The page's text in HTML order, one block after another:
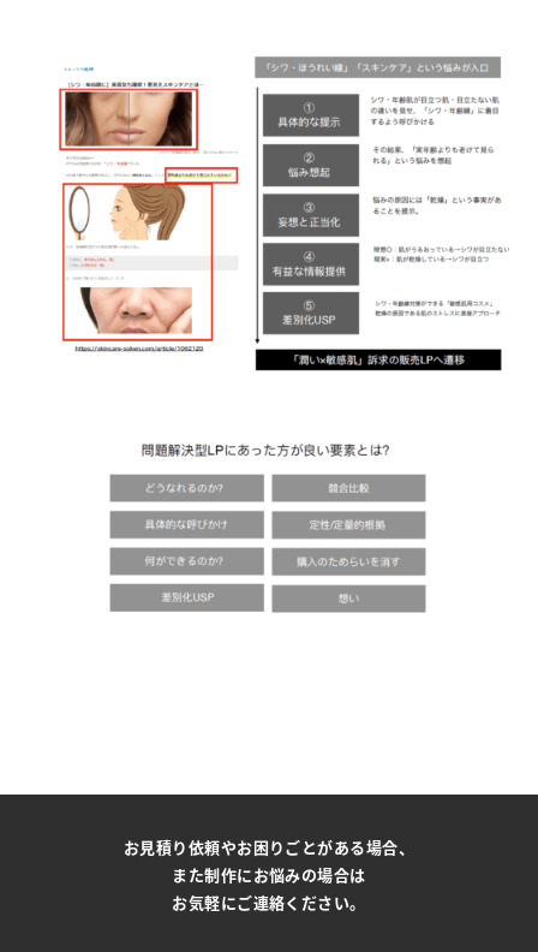
お見積り依頼やお困りごとがある場合、
また制作にお悩みの場合は
お気軽にご連絡ください。